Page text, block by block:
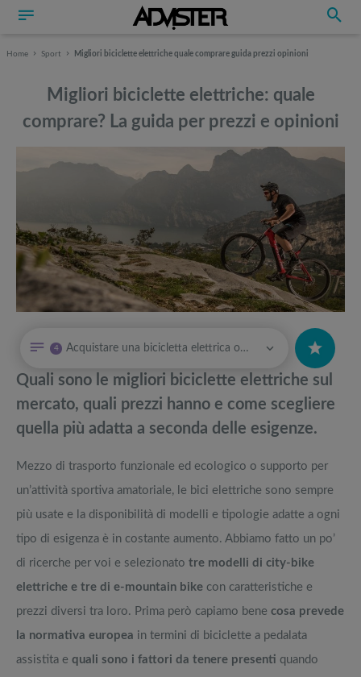
Home Sport Migliori biciclette elettriche quale comprare guida prezzi opinioni
Migliori biciclette elettriche: quale
comprare? La guida per prezzi e opinioni
Tavola SUP prezzo: i migliori Stand Up Paddle gonfiabili dell’anno
Giacche The North Face: Come vestono? La guida completa ai modelli
Attrezzi sportivi a metà prezzo Black Friday: Tapis roulant, cyclette,
Offerte robot aspirapolvere da non perdere nella Black Friday Week
4 Acquistare una bicicletta elettrica online: a cosa fare attenzione?
Quali sono le migliori biciclette elettriche sul
mercato, quali prezzi hanno e come scegliere
quella più adatta a seconda delle esigenze.
Mezzo di trasporto funzionale ed ecologico o supporto per
un’attività sportiva amatoriale, le bici elettriche sono sempre
più usate e la disponibilità di modelli e tipologie adatte a ogni
tipo di esigenza è in costante aumento. Abbiamo fatto un po’
di ricerche per voi e selezionato tre modelli di city-bike
elettriche e tre di e-mountain bike con caratteristiche e
prezzi diversi tra loro. Prima però capiamo bene cosa prevede
la normativa europea in termini di biciclette a pedalata
assistita e quali sono i fattori da tenere presenti quando